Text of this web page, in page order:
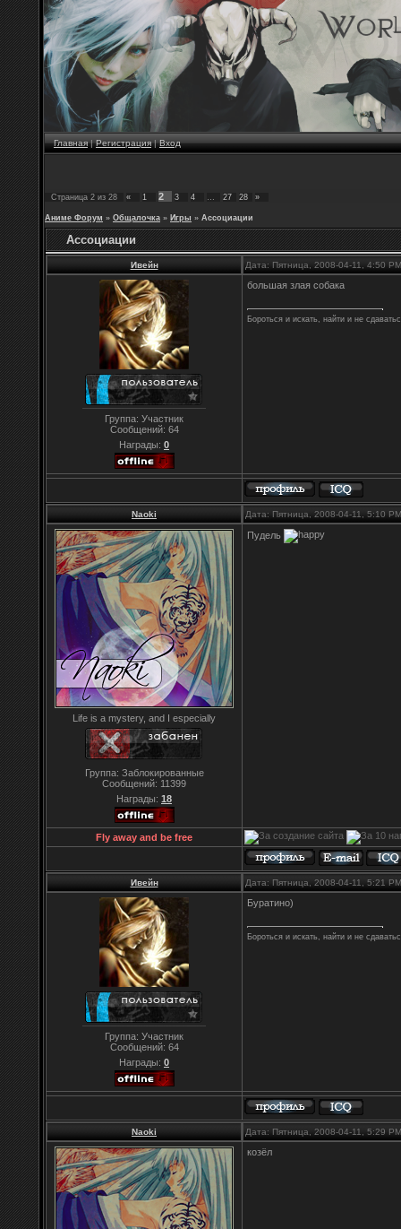
Главная|Регистрация|Вход
Страница 2 из 28 « 1 2 3 4 … 27 28 »
Аниме Форум » Общалочка » Игры » Ассоциации
Ассоциации
Ивейн Дата: Пятница, 2008-04-11, 4:50
Группа: Участник
Сообщений: 64
Награды: 0
большая злая собака
Бороться и искать, найти и не
Naoki Дата: Пятница, 2008-04-11, 5:10
Life is a mystery, and I especially
Группа: Заблокированные
Сообщений: 11399
Награды: 18
Пудель
Fly away and be free
Ивейн Дата: Пятница, 2008-04-11, 5:21
Группа: Участник
Сообщений: 64
Награды: 0
Буратино)
Бороться и искать, найти и не
Naoki Дата: Пятница, 2008-04-11, 5:29
козёл